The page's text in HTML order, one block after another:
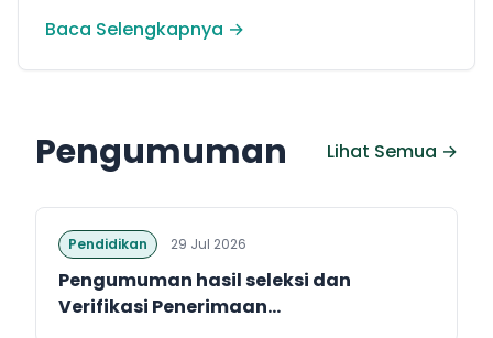
menguasai sejumlah kompetensi. Seperti
(internal Fuji Academy). Sertifikasi resmi bahasa
Jepang.
Baca Selengkapnya →
Pengumuman Lihat Semua →
Pendidikan 29 Jul 2026
Pengumuman hasil seleksi dan
Verifikasi Penerimaan...